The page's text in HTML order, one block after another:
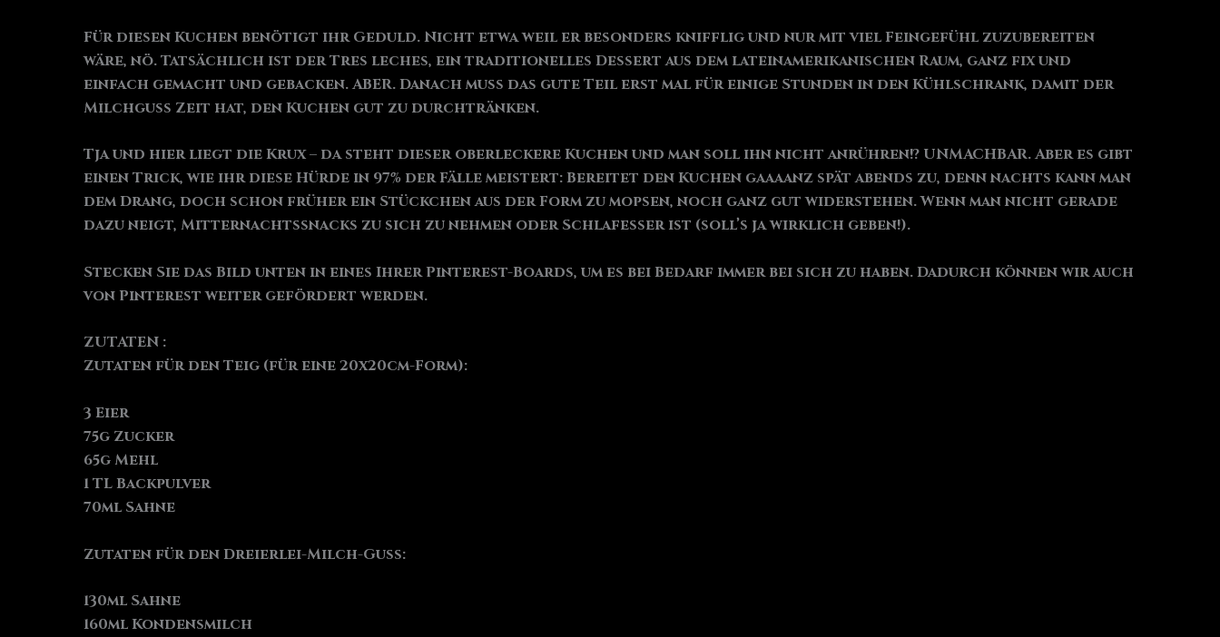
Für diesen Kuchen benötigt ihr Geduld. Nicht etwa weil er besonders knifflig und nur mit viel Feingefühl zuzubereiten
wäre, nö. Tatsächlich ist der Tres leches, ein traditionelles Dessert aus dem lateinamerikanischen Raum, ganz fix und
einfach gemacht und gebacken. ABER. Danach muss das gute Teil erst mal für einige Stunden in den Kühlschrank, damit der
Milchguss Zeit hat, den Kuchen gut zu durchtränken.
Tja und hier liegt die Krux – da steht dieser oberleckere Kuchen und man soll ihn nicht anrühren!? UNMACHBAR. Aber es gibt
einen Trick, wie ihr diese Hürde in 97% der Fälle meistert: Bereitet den Kuchen gaaaanz spät abends zu, denn nachts kann man
dem Drang, doch schon früher ein Stückchen aus der Form zu mopsen, noch ganz gut widerstehen. Wenn man nicht gerade
dazu neigt, Mitternachtssnacks zu sich zu nehmen oder Schlafesser ist (soll’s ja wirklich geben!).
Stecken Sie das Bild unten in eines Ihrer Pinterest-Boards, um es bei Bedarf immer bei sich zu haben. Dadurch können wir auch
von Pinterest weiter gefördert werden.
ZUTATEN :
Zutaten für den Teig (für eine 20x20cm-Form):
3 Eier
75g Zucker
65g Mehl
1 TL Backpulver
70ml Sahne
Zutaten für den Dreierlei-Milch-Guss:
130ml Sahne
160ml Kondensmilch